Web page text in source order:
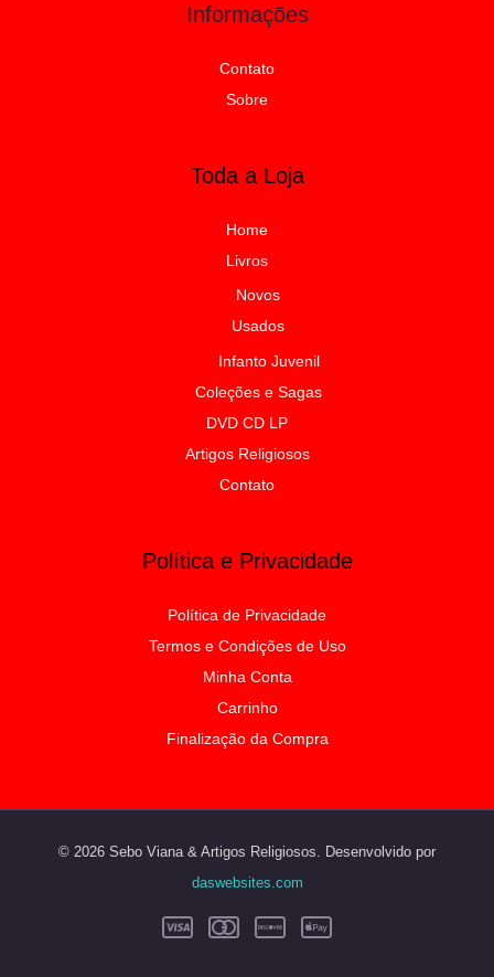
Informações
Contato
Sobre
Toda a Loja
Home
Livros
Novos
Usados
Infanto Juvenil
Coleções e Sagas
DVD CD LP
Artigos Religiosos
Contato
Política e Privacidade
Política de Privacidade
Termos e Condições de Uso
Minha Conta
Carrinho
Finalização da Compra
© 2026 Sebo Viana & Artigos Religiosos. Desenvolvido por
daswebsites.com